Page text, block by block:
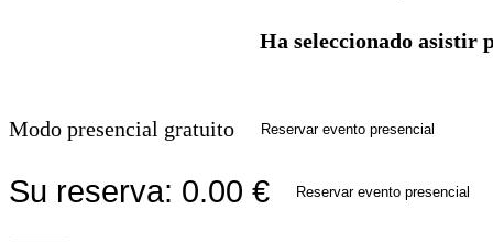
Ha seleccionado asistir
Modo presencial gratuito Reservar evento presencial
Su reserva: 0.00 € Reservar evento presencial